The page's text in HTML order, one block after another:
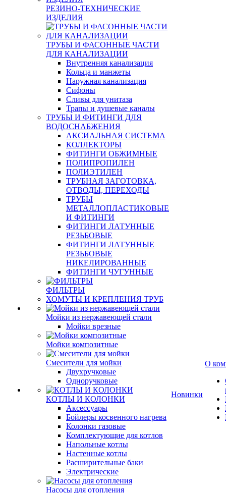
РЕЗИНО-ТЕХНИЧЕСКИЕ
ИЗДЕЛИЯ
ТРУБЫ И ФАСОННЫЕ ЧАСТИ
ДЛЯ КАНАЛИЗАЦИИ
Внутренняя канализация
Кольца и манжеты
Наружная канализация
Сифоны
Сливы для унитаза
Трапы и душевые каналы
ТРУБЫ И ФИТИНГИ ДЛЯ
ВОДОСНАБЖЕНИЯ
АКСИАЛЬНАЯ СИСТЕМА
КОЛЛЕКТОРЫ
ФИТИНГИ ОБЖИМНЫЕ
ПОЛИПРОПИЛЕН
ПОЛИЭТИЛЕН
ТРУБНАЯ ЗАГОТОВКА,
ОТВОДЫ, ПЕРЕХОДЫ
ТРУБЫ
МЕТАЛЛОПЛАСТИКОВЫЕ
И ФИТИНГИ
ФИТИНГИ ЛАТУННЫЕ
РЕЗЬБОВЫЕ
ФИТИНГИ ЛАТУННЫЕ
РЕЗЬБОВЫЕ
НИКЕЛИРОВАННЫЕ
ФИТИНГИ ЧУГУННЫЕ
ФИЛЬТРЫ
ХОМУТЫ И КРЕПЛЕНИЯ ТРУБ
Мойки из нержавеющей стали
Мойки врезные
Мойки композитные
Смесители для мойки
Двухручковые
Одноручковые
КОТЛЫ И КОЛОНКИ
Аксессуары
Бойлеры косвенного нагрева
Колонки газовые
Комплектующие для котлов
Напольные котлы
Настенные котлы
Расширительные баки
Электрические
Насосы для отопления
Новинки
О